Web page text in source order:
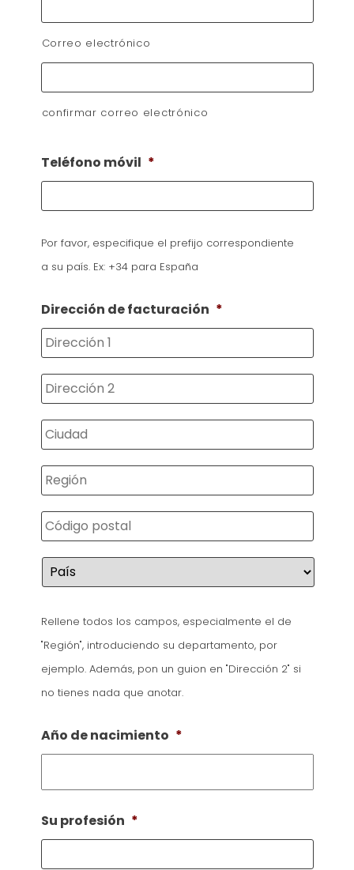
Correo electrónico
confirmar correo electrónico
Teléfono móvil *
Por favor, especifique el prefijo correspondiente
a su país. Ex: +34 para España
Dirección de facturación *
2
/
//
Postal
Rellene todos los campos, especialmente el de
"Región", introduciendo su departamento, por
ejemplo. Además, pon un guion en "Dirección 2" si
no tienes nada que anotar.
Año de nacimiento *
Su profesión *